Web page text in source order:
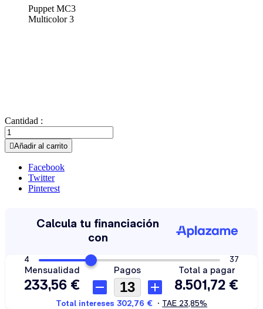
Puppet MC3
Multicolor 3
Cantidad :
Añadir al carrito
Facebook
Twitter
Pinterest